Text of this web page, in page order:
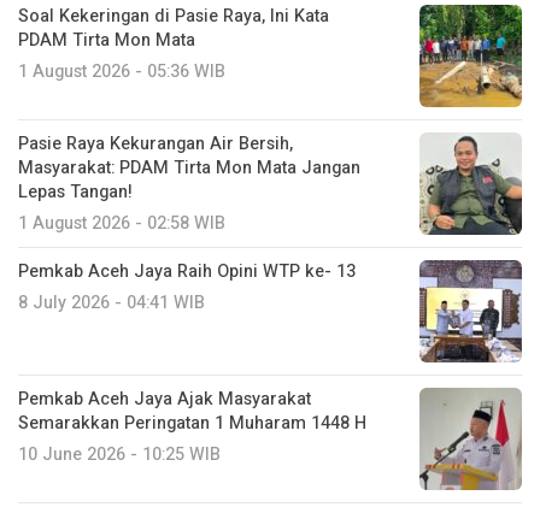
Soal Kekeringan di Pasie Raya, Ini Kata
PDAM Tirta Mon Mata
1 August 2026 - 05:36 WIB
Pasie Raya Kekurangan Air Bersih,
Masyarakat: PDAM Tirta Mon Mata Jangan
Lepas Tangan!
1 August 2026 - 02:58 WIB
Pemkab Aceh Jaya Raih Opini WTP ke- 13
8 July 2026 - 04:41 WIB
Pemkab Aceh Jaya Ajak Masyarakat
Semarakkan Peringatan 1 Muharam 1448 H
10 June 2026 - 10:25 WIB